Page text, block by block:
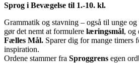
Sprog i Bevægelse til 1.-10. kl.
Grammatik og stavning – også til unge
gør det nemt at formulere læringsmål, og
Fælles Mål. Sparer dig for mange timers
inspiration.
Ordene stammer fra Sproggrens egen